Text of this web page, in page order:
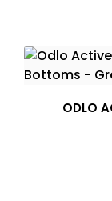
ODLO